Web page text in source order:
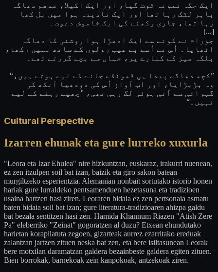
ایک جگہ نمونہ ٹوٹ گیا، اور ایک اکیلا، مدھم دھاگہ
باہر لٹک رہا تھا اور ایک نادیدہ ہوا میں بل کھا
رہا تھا، جاری رکھنے کی ایک خاموش دعوت۔
[...]
جورام نے کونے سے ایک ادھڑا ہوا روشنی کا دھاگہ
اٹھایا۔ اُس نے اُسے بے عیب رولوں کے ساتھ نہیں رکھا،
بلکہ میز کے کنارے پر، جہاں سے بچے گزرتے تھے۔
”کچھ دھاگے پیدا ہی ڈھونڈے جانے کے لیے ہوتے ہیں،“
وہ بڑبڑایا، اور اب آواز اُس کی دودھیا آنکھ کی
گہرائی سے آتی ہوئی لگ رہی تھی، ”چھپے رہنے کے لیے
نہیں۔“
Cultural Perspective
Izarren ehunak eta gure lurreko xuxurla
"Leora eta Izar Ehulea" nire hizkuntzan, euskaraz, irakurri nuenean,
ez zen itzulpen soil bat izan, baizik eta giro sakon batean
murgiltzeko esperientzia. Alemanian nonbait sortutako istorio honen
hariak gure lurraldeko pentsamenduen hezetasuna eta tradizioen
usaina hartzen hasi ziren. Leoraren bidaia ez zen pertsonaia asmatu
baten bidaia soil bat izan; gure literatura-tradizioaren ahizpa galdu
bat bezala sentitzen hasi zen. Hamida Khannum Riazen "Atish Zere
Pa" eleberriko "Zeinat" gogoratzen al duzu? Etxean ehundutako
harietan korapilatuta zegoen, gizarteak aurrez ezarritako ereduak
zalantzan jartzen zituen neska bat zen, eta bere isiltasunean Leorak
bere motxilan daramatzan galdera bezainbeste galdera egiten zituen.
Bien borrokak, barnekoak zein kanpokoak, antzekoak ziren.